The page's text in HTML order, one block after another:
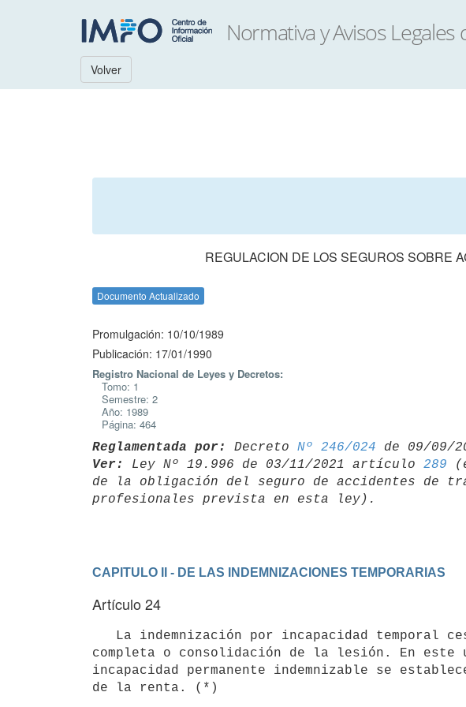
Volver
REGULACION DE LOS SEGUROS SOBRE
Documento Actualizado
Promulgación: 10/10/1989
Publicación: 17/01/1990
Registro Nacional de Leyes y Decretos:
Tomo: 1
Semestre: 2
Año: 1989
Página: 464
Reglamentada por: Decreto Nº 246/024
Ver:
Ley Nº 19.996 de 03/11/2021 artículo 289
de la obligación del seguro de accidentes de
CAPITULO II - DE LAS INDEMNIZACIONES TEMPORARIAS
Artículo 24
completa o consolidación de la lesión. En este
incapacidad permanente indemnizable se